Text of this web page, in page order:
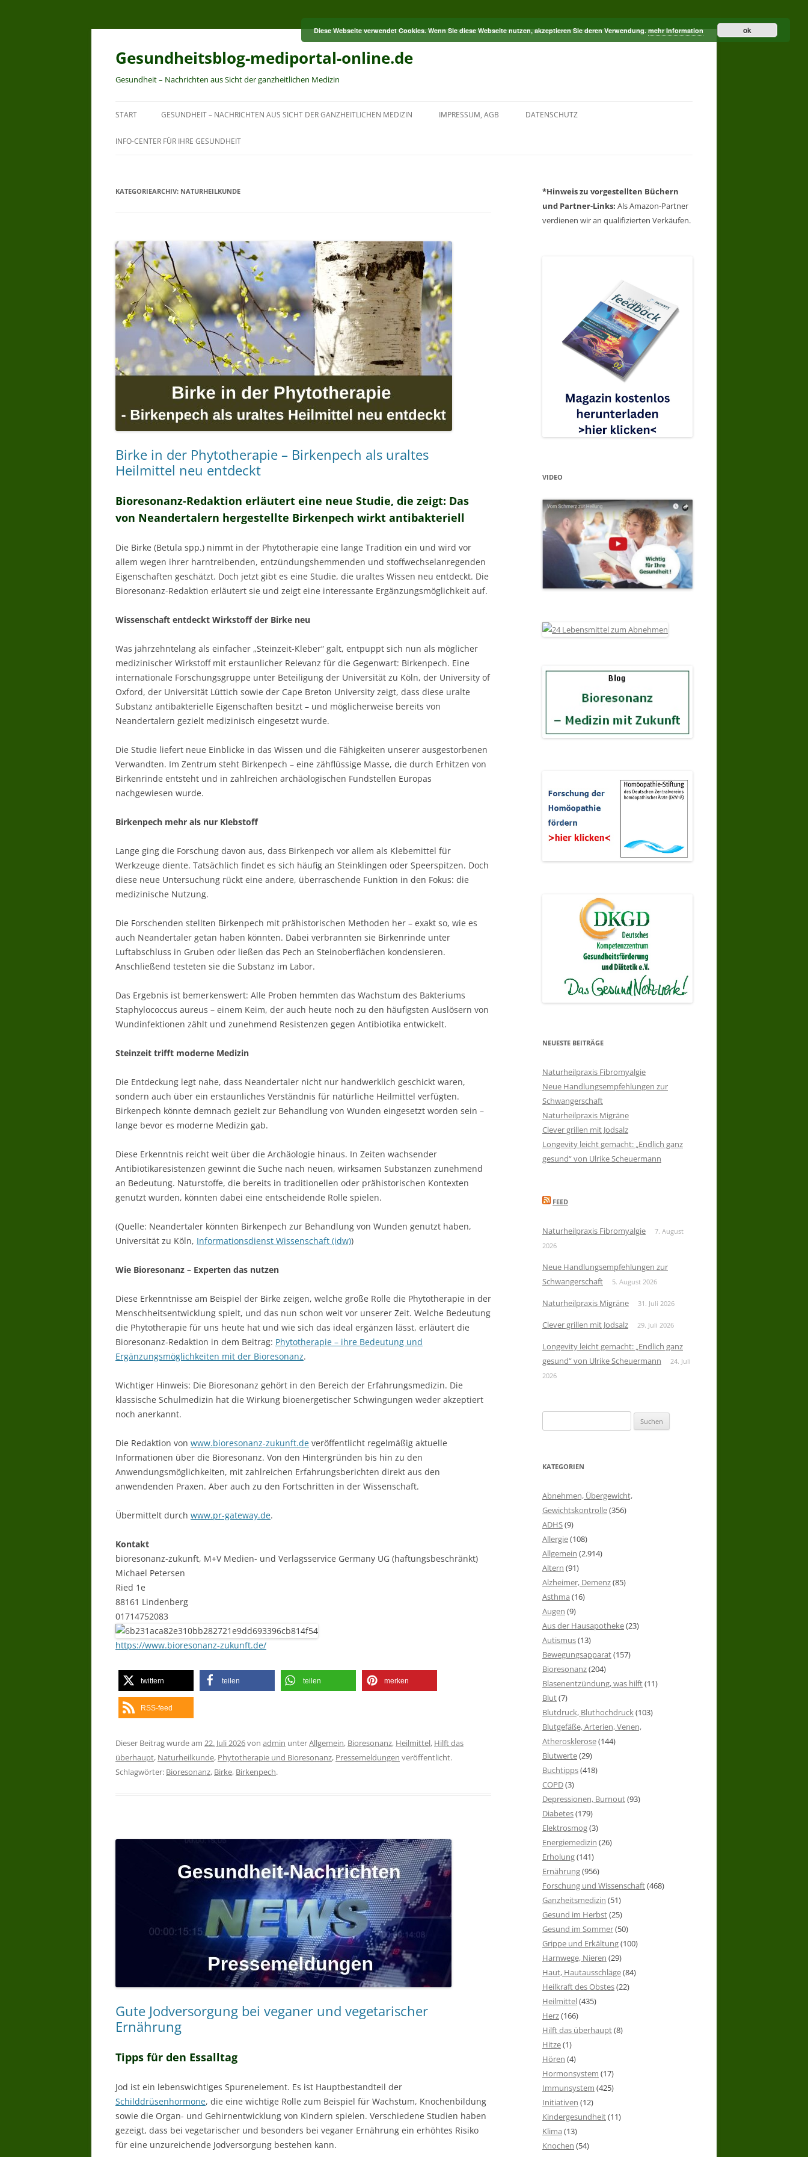
Zum
Gesundheitsblog-mediportal-online.de
Gesundheit – Nachrichten aus Sicht der ganzheitlichen Medizin
START GESUNDHEIT – NACHRICHTEN AUS SICHT DER GANZHEITLICHEN MEDIZIN IMPRESSUM, AGB DATENSCHUTZ
INFO-CENTER FÜR IHRE GESUNDHEIT
KATEGORIEARCHIV: NATURHEILKUNDE
Birke in der Phytotherapie – Birkenpech als uraltes
Heilmittel neu entdeckt
Bioresonanz-Redaktion erläutert eine neue Studie, die zeigt: Das
von Neandertalern hergestellte Birkenpech wirkt antibakteriell
Die Birke (Betula spp.) nimmt in der Phytotherapie eine lange Tradition ein und wird vor
allem wegen ihrer harntreibenden, entzündungshemmenden und stoffwechselanregenden
Eigenschaften geschätzt. Doch jetzt gibt es eine Studie, die uraltes Wissen neu entdeckt. Die
Bioresonanz-Redaktion erläutert sie und zeigt eine interessante Ergänzungsmöglichkeit auf.
Wissenschaft entdeckt Wirkstoff der Birke neu
Was jahrzehntelang als einfacher „Steinzeit-Kleber“ galt, entpuppt sich nun als möglicher
medizinischer Wirkstoff mit erstaunlicher Relevanz für die Gegenwart: Birkenpech. Eine
internationale Forschungsgruppe unter Beteiligung der Universität zu Köln, der University of
Oxford, der Universität Lüttich sowie der Cape Breton University zeigt, dass diese uralte
Substanz antibakterielle Eigenschaften besitzt – und möglicherweise bereits von
Neandertalern gezielt medizinisch eingesetzt wurde.
Die Studie liefert neue Einblicke in das Wissen und die Fähigkeiten unserer ausgestorbenen
Verwandten. Im Zentrum steht Birkenpech – eine zähflüssige Masse, die durch Erhitzen von
Birkenrinde entsteht und in zahlreichen archäologischen Fundstellen Europas
nachgewiesen wurde.
Birkenpech mehr als nur Klebstoff
Lange ging die Forschung davon aus, dass Birkenpech vor allem als Klebemittel für
Werkzeuge diente. Tatsächlich findet es sich häufig an Steinklingen oder Speerspitzen. Doch
diese neue Untersuchung rückt eine andere, überraschende Funktion in den Fokus: die
medizinische Nutzung.
Die Forschenden stellten Birkenpech mit prähistorischen Methoden her – exakt so, wie es
auch Neandertaler getan haben könnten. Dabei verbrannten sie Birkenrinde unter
Luftabschluss in Gruben oder ließen das Pech an Steinoberflächen kondensieren.
Anschließend testeten sie die Substanz im Labor.
Das Ergebnis ist bemerkenswert: Alle Proben hemmten das Wachstum des Bakteriums
Staphylococcus aureus – einem Keim, der auch heute noch zu den häufigsten Auslösern von
Wundinfektionen zählt und zunehmend Resistenzen gegen Antibiotika entwickelt.
Steinzeit trifft moderne Medizin
Die Entdeckung legt nahe, dass Neandertaler nicht nur handwerklich geschickt waren,
sondern auch über ein erstaunliches Verständnis für natürliche Heilmittel verfügten.
Birkenpech könnte demnach gezielt zur Behandlung von Wunden eingesetzt worden sein –
lange bevor es moderne Medizin gab.
Diese Erkenntnis reicht weit über die Archäologie hinaus. In Zeiten wachsender
Antibiotikaresistenzen gewinnt die Suche nach neuen, wirksamen Substanzen zunehmend
an Bedeutung. Naturstoffe, die bereits in traditionellen oder prähistorischen Kontexten
genutzt wurden, könnten dabei eine entscheidende Rolle spielen.
(Quelle: Neandertaler könnten Birkenpech zur Behandlung von Wunden genutzt haben,
Universität zu Köln, Informationsdienst Wissenschaft (idw))
Wie Bioresonanz – Experten das nutzen
Diese Erkenntnisse am Beispiel der Birke zeigen, welche große Rolle die Phytotherapie in der
Menschheitsentwicklung spielt, und das nun schon weit vor unserer Zeit. Welche Bedeutung
die Phytotherapie für uns heute hat und wie sich das ideal ergänzen lässt, erläutert die
Bioresonanz-Redaktion in dem Beitrag: Phytotherapie – ihre Bedeutung und
Ergänzungsmöglichkeiten mit der Bioresonanz.
Wichtiger Hinweis: Die Bioresonanz gehört in den Bereich der Erfahrungsmedizin. Die
klassische Schulmedizin hat die Wirkung bioenergetischer Schwingungen weder akzeptiert
noch anerkannt.
Die Redaktion von www.bioresonanz-zukunft.de veröffentlicht regelmäßig aktuelle
Informationen über die Bioresonanz. Von den Hintergründen bis hin zu den
Anwendungsmöglichkeiten, mit zahlreichen Erfahrungsberichten direkt aus den
anwendenden Praxen. Aber auch zu den Fortschritten in der Wissenschaft.
Übermittelt durch www.pr-gateway.de.
Kontakt
bioresonanz-zukunft, M+V Medien- und Verlagsservice Germany UG (haftungsbeschränkt)
Michael Petersen
Ried 1e
88161 Lindenberg
01714752083
https://www.bioresonanz-zukunft.de/
twittern teilen teilen merken
RSS-feed
Dieser Beitrag wurde am 22. Juli 2026von admin unterAllgemein, Bioresonanz, Heilmittel, Hilft das
überhaupt, Naturheilkunde, Phytotherapie und Bioresonanz, Pressemeldungen veröffentlicht.
Schlagwörter: Bioresonanz, Birke, Birkenpech.
Gute Jodversorgung bei veganer und vegetarischer
Ernährung
Tipps für den Essalltag
Jod ist ein lebenswichtiges Spurenelement. Es ist Hauptbestandteil der
Schilddrüsenhormone, die eine wichtige Rolle zum Beispiel für Wachstum, Knochenbildung
sowie die Organ- und Gehirnentwicklung von Kindern spielen. Verschiedene Studien haben
gezeigt, dass bei vegetarischer und besonders bei veganer Ernährung ein erhöhtes Risiko
für eine unzureichende Jodversorgung bestehen kann.
*Hinweis zu vorgestellten Büchern
und Partner-Links: Als Amazon-Partner
verdienen wir an qualifizierten Verkäufen.
VIDEO
NEUESTE BEITRÄGE
Naturheilpraxis Fibromyalgie
Neue Handlungsempfehlungen zur
Schwangerschaft
Naturheilpraxis Migräne
Clever grillen mit Jodsalz
Longevity leicht gemacht: „Endlich ganz
gesund“ von Ulrike Scheuermann
FEED
Naturheilpraxis Fibromyalgie
7. August
2026
Neue Handlungsempfehlungen zur
Schwangerschaft
5. August 2026
Naturheilpraxis Migräne 31. Juli 2026
Clever grillen mit Jodsalz 29. Juli 2026
Longevity leicht gemacht: „Endlich ganz
gesund“ von Ulrike Scheuermann
24. Juli
2026
nach:
KATEGORIEN
Abnehmen, Übergewicht,
Gewichtskontrolle(356)
ADHS(9)
Allergie(108)
Allgemein (2.914)
Altern (91)
Alzheimer, Demenz(85)
Asthma (16)
Augen (9)
Aus der Hausapotheke(23)
Autismus(13)
Bewegungsapparat(157)
Bioresonanz(204)
Blasenentzündung, was hilft(11)
Blut(7)
Blutdruck, Bluthochdruck(103)
Blutgefäße, Arterien, Venen,
Atherosklerose(144)
Blutwerte(29)
Buchtipps(418)
COPD(3)
Depressionen, Burnout(93)
Diabetes(179)
Elektrosmog(3)
Energiemedizin (26)
Erholung(141)
Ernährung(956)
Forschung und Wissenschaft(468)
Ganzheitsmedizin (51)
Gesund im Herbst(25)
Gesund im Sommer(50)
Grippe und Erkältung(100)
Harnwege, Nieren (29)
Haut, Hautausschläge(84)
Heilkraft des Obstes(22)
Heilmittel(435)
Herz(166)
Hilft das überhaupt(8)
Hitze(1)
Hören (4)
Hormonsystem (17)
Immunsystem (425)
Initiativen (12)
Kindergesundheit(11)
Klima (13)
Knochen (54)
Diese Webseite verwendet Cookies. Wenn Sie diese Webseite nutzen, akzeptieren Sie deren Verwendung.mehr Information ok